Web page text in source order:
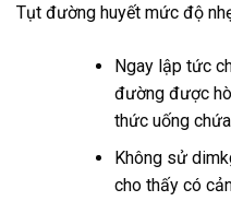
Tụt đường huyết mức độ
Ngay lập tức
đường được
thức uống
Không sử
cho thấy có